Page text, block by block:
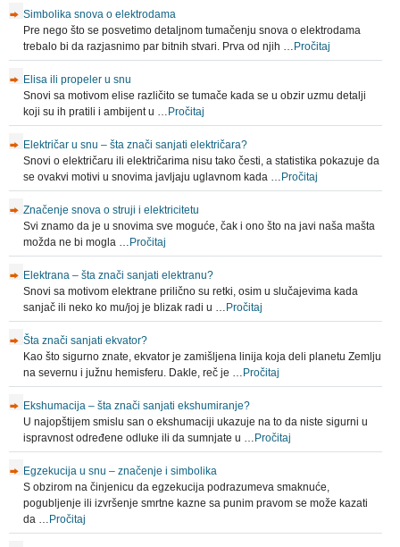
Simbolika snova o elektrodama
Pre nego što se posvetimo detaljnom tumačenju snova o elektrodama
trebalo bi da razjasnimo par bitnih stvari. Prva od njih … Pročitaj
Elisa ili propeler u snu
Snovi sa motivom elise različito se tumače kada se u obzir uzmu detalji
koji su ih pratili i ambijent u … Pročitaj
Električar u snu – šta znači sanjati električara?
Snovi o električaru ili električarima nisu tako česti, a statistika pokazuje da
se ovakvi motivi u snovima javljaju uglavnom kada … Pročitaj
Značenje snova o struji i elektricitetu
Svi znamo da je u snovima sve moguće, čak i ono što na javi naša mašta
možda ne bi mogla … Pročitaj
Elektrana – šta znači sanjati elektranu?
Snovi sa motivom elektrane prilično su retki, osim u slučajevima kada
sanjač ili neko ko mu/joj je blizak radi u … Pročitaj
Šta znači sanjati ekvator?
Kao što sigurno znate, ekvator je zamišljena linija koja deli planetu Zemlju
na severnu i južnu hemisferu. Dakle, reč je … Pročitaj
Ekshumacija – šta znači sanjati ekshumiranje?
U najopštijem smislu san o ekshumaciji ukazuje na to da niste sigurni u
ispravnost određene odluke ili da sumnjate u … Pročitaj
Egzekucija u snu – značenje i simbolika
S obzirom na činjenicu da egzekucija podrazumeva smaknuće,
pogubljenje ili izvršenje smrtne kazne sa punim pravom se može kazati
da … Pročitaj